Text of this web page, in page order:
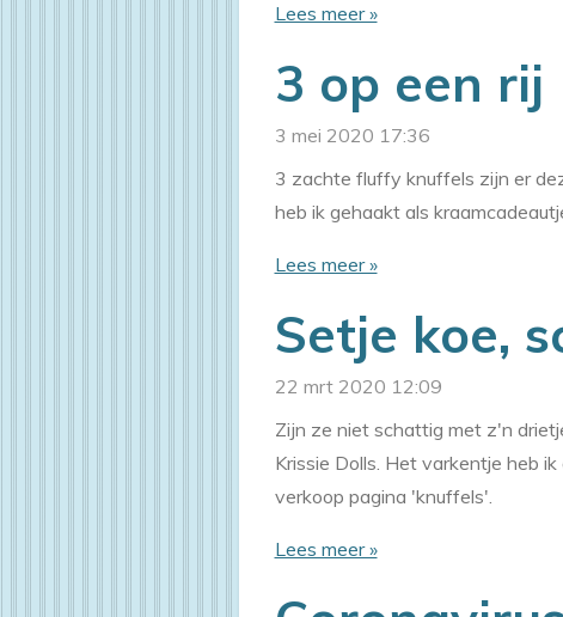
Lees meer »
3 op een rij
3 mei 2020 17:36
3 zachte fluffy knuffels zijn er
heb ik gehaakt als
Lees meer »
Setje koe,
22 mrt 2020 12:09
Zijn ze niet schattig met z'n
Krissie Dolls. Het varkentje heb
verkoop pagina 'knuffels'.
Lees meer »